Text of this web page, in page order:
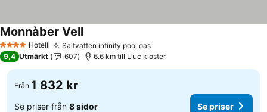
4 StjärnorHotell Saltvatten infinity pool oasSe priser
Monnàber VellSe priser
9,4 Utmärkt 607 6.6 km till Lluc kloster
Från 1 832 kr
Se priser från 8 sidor Se priser